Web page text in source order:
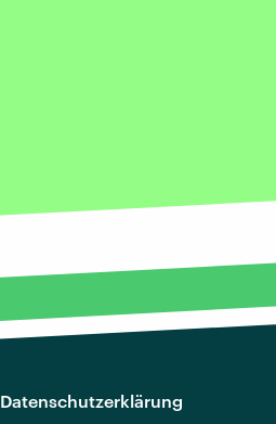
Datenschutzerklärung